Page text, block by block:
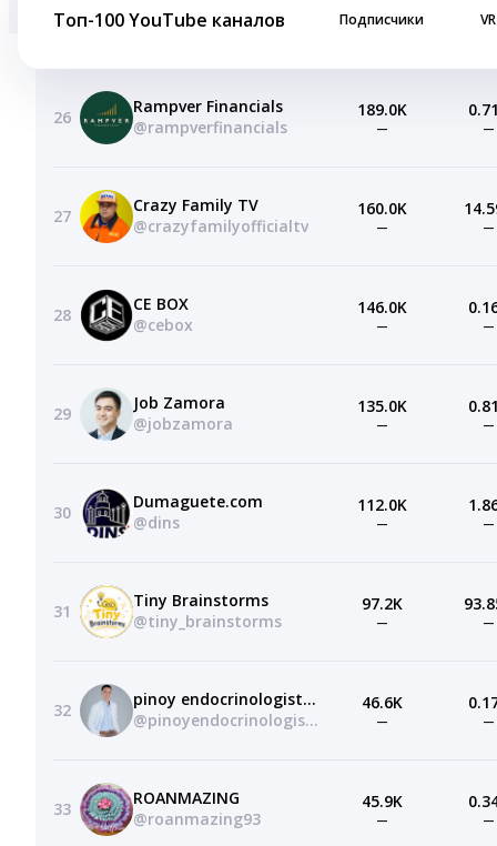
Топ-100 YouTube каналов Подписчики VR
26
Rampver Financials
@rampverfinancials
189.0K
— —
27
Crazy Family TV
@crazyfamilyofficialtv
160.0K
— —
28
CE BOX
@cebox
146.0K
— —
29
Job Zamora
@jobzamora
135.0K
— —
30
Dumaguete.com
@dins
112.0K
— —
31
Tiny Brainstorms
@tiny_brainstorms
97.2K
— —
32
pinoy endocrinologist (doc ivan cudal)
@pinoyendocrinologist7997
46.6K
— —
33
ROANMAZING
@roanmazing93
45.9K
— —